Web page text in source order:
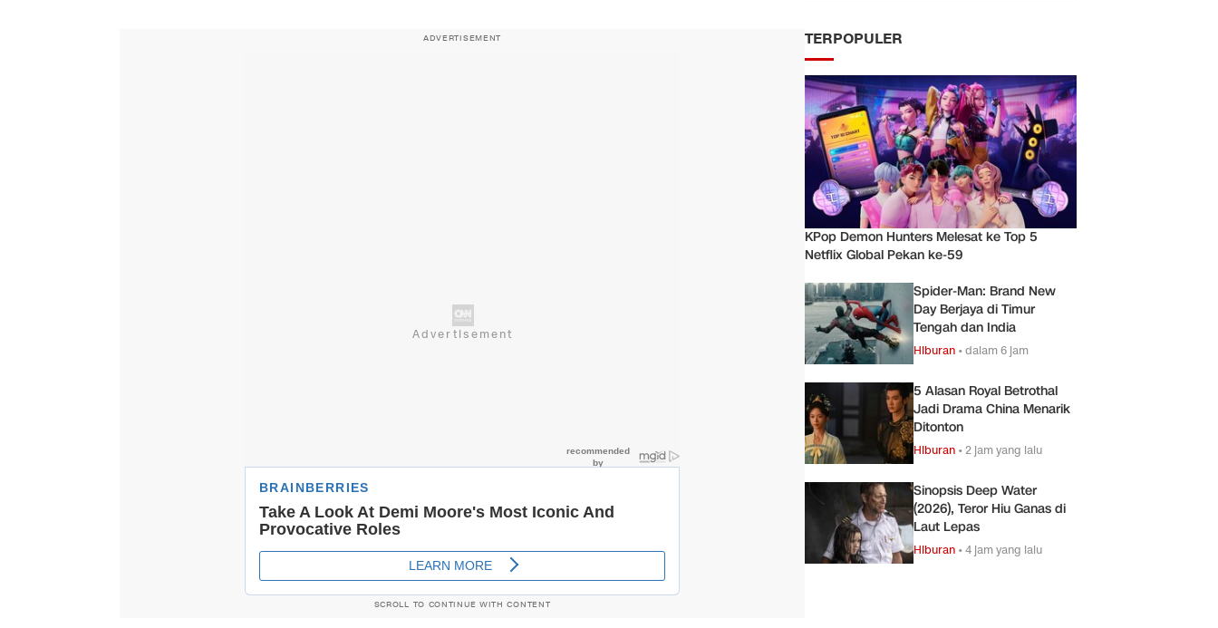
ADVERTISEMENT
SCROLL TO CONTINUE WITH CONTENT
TERPOPULER
KPop Demon Hunters Melesat ke Top 5
Netflix Global Pekan ke-59
Spider-Man: Brand New
Day Berjaya di Timur
Tengah dan India
Hiburan •dalam 6 jam
5 Alasan Royal Betrothal
Jadi Drama China Menarik
Ditonton
Hiburan •2 jam yang lalu
Sinopsis Deep Water
(2026), Teror Hiu Ganas di
Laut Lepas
Hiburan •4 jam yang lalu